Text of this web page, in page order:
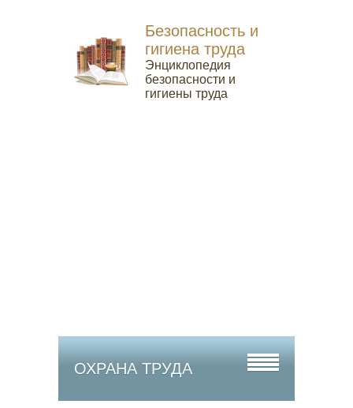
Безопасность и
гигиена труда
Энциклопедия
безопасности и
гигиены труда
ОХРАНА ТРУДА